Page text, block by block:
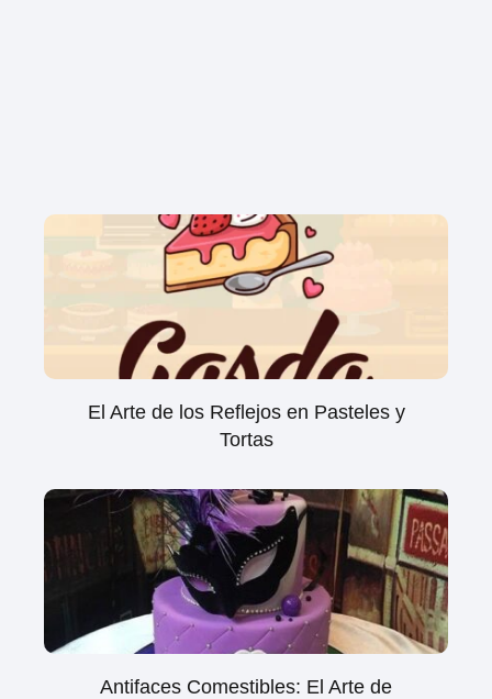
El Arte de los Reflejos en Pasteles y
Tortas
Antifaces Comestibles: El Arte de